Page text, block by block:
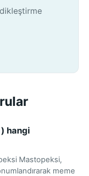
hangi
Mastopeksi,
meme